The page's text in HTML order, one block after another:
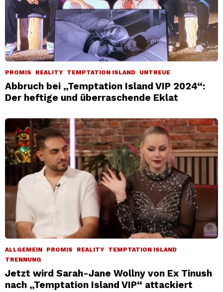
PROMIS REALITY TEMPTATION ISLAND UNTREUE
Abbruch bei „Temptation Island VIP 2024“:
Der heftige und überraschende Eklat
ALLGEMEIN PROMIS REALITY
TEMPTATION ISLAND
TRENNUNG
Jetzt wird Sarah-Jane Wollny von Ex Tinush
nach „Temptation Island VIP“ attackiert